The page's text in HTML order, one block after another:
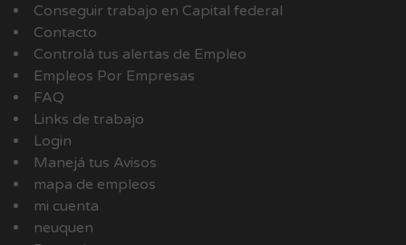
Conseguir trabajo en Capital federal
Contacto
Controlá tus alertas de Empleo
Empleos Por Empresas
FAQ
Links de trabajo
Login
Manejá tus Avisos
mapa de empleos
mi cuenta
neuquen